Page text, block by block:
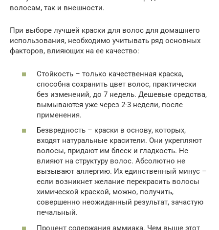
волосам, так и внешности.
При выборе лучшей краски для волос для домашнего
использования, необходимо учитывать ряд основных
факторов, влияющих на ее качество:
Стойкость – только качественная краска,
способна сохранить цвет волос, практически
без изменений, до 7 недель. Дешевые средства,
вымываются уже через 2-3 недели, после
применения.
Безвредность – краски в основу, которых,
входят натуральные красители. Они укрепляют
волосы, придают им блеск и гладкость. Не
влияют на структуру волос. Абсолютно не
вызывают аллергию. Их единственный минус –
если возникнет желание перекрасить волосы
химической краской, можно, получить,
совершенно неожиданный результат, зачастую
печальный.
Процент содержания аммиака. Чем выше этот